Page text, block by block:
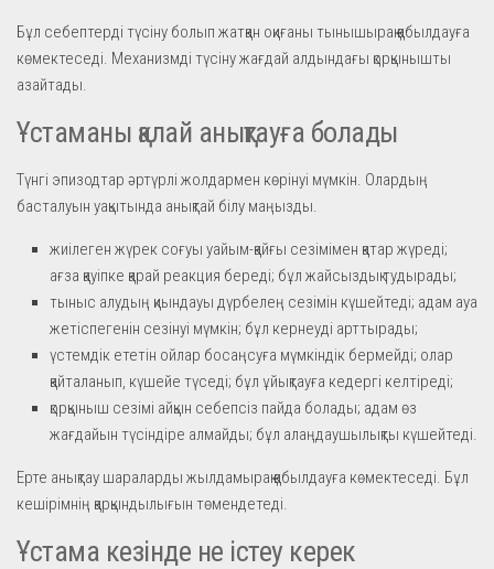
Бұл себептерді түсіну болып жатқан оқиғаны тынышырақ қабылдауға
көмектеседі. Механизмді түсіну жағдай алдындағы қорқынышты
азайтады.
Ұстаманы қалай анықтауға болады
Түнгі эпизодтар әртүрлі жолдармен көрінуі мүмкін. Олардың
басталуын уақытында анықтай білу маңызды.
жиілеген жүрек соғуы уайым-қайғы сезімімен қатар жүреді;
ағза қауіпке қарай реакция береді; бұл жайсыздық тудырады;
тыныс алудың қиындауы дүрбелең сезімін күшейтеді; адам ауа
жетіспегенін сезінуі мүмкін; бұл кернеуді арттырады;
үстемдік ететін ойлар босаңсуға мүмкіндік бермейді; олар
қайталанып, күшейе түседі; бұл ұйықтауға кедергі келтіреді;
қорқыныш сезімі айқын себепсіз пайда болады; адам өз
жағдайын түсіндіре алмайды; бұл алаңдаушылықты күшейтеді.
Ерте анықтау шараларды жылдамырақ қабылдауға көмектеседі. Бұл
кешірімнің қарқындылығын төмендетеді.
Ұстама кезінде не істеу керек